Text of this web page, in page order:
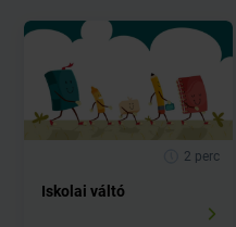
2 perc
Iskolai váltó